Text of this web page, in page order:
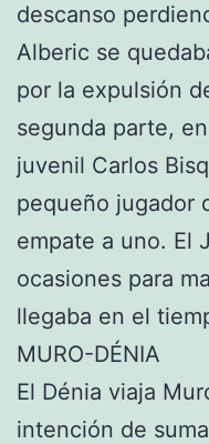
descanso
Alberic se
por la expulsión
segunda parte,
juvenil Carlos
pequeño jugador
empate a uno. El
ocasiones para
llegaba en el
MURO-DÉNIA
El Dénia viaja
intención de